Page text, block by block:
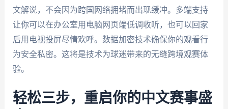
文解说，不会因为跨国网络拥堵而出现缓冲。多端支持
让你可以在办公室用电脑网页端低调收听，也可以回家
后用电视投屏尽情欢呼。数据加密技术确保你的观看行
为安全私密。这将是技术为球迷带来的无缝跨境观赛体
验。
轻松三步，重启你的中文赛事盛